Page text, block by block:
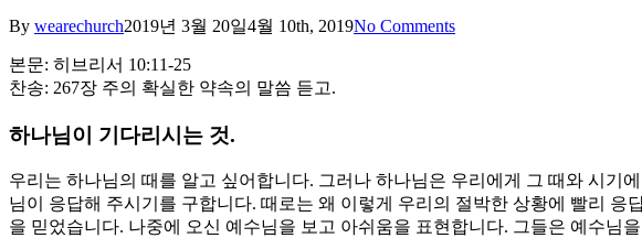
By wearechurch2019년 3월 20일4월 10th, 2019No Comments
본문: 히브리서 10:11-25
찬송: 267장 주의 확실한 약속의 말씀 듣고.
하나님이 기다리시는 것.
우리는 하나님의 때를 알고 싶어합니다. 그러나 하나님은 우리에게 그 때와 시기
님이 응답해 주시기를 구합니다. 때로는 왜 이렇게 우리의 절박한 상황에 빨리
을 믿었습니다. 나중에 오신 예수님을 보고 아쉬움을 표현합니다. 그들은 예수님